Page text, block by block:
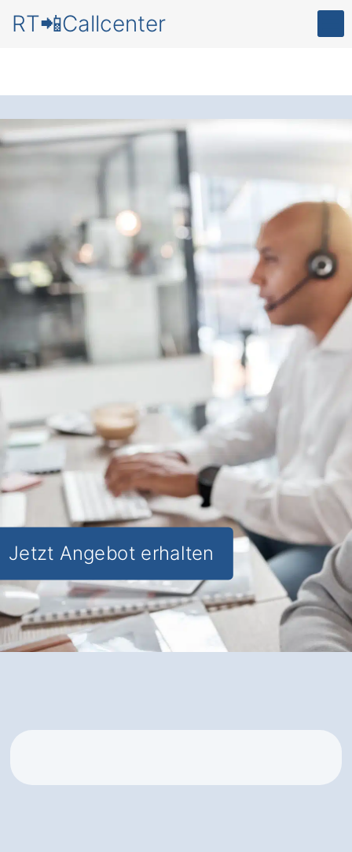
RT📲Callcenter
Callcenterin Gronau
Banteln
Zufriedene Kunden und mehr Zeit
Dankbester Erreichbarkeit
und
höchster Servicequalität
✅ Professioneller Kundenservice für
jede Zielgruppe
Personal für alle
Anliegen
✅ Verlässliche Erreichbarkeit
✅PassgenaueAnsprache in Gronau
Banteln
Jetzt Angebot erhalten